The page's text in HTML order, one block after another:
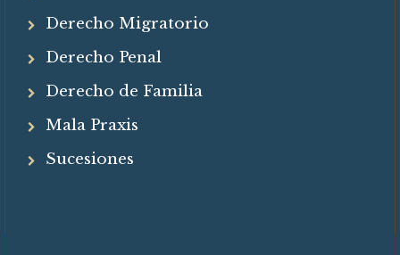
Derecho Migratorio
Derecho Penal
Derecho de Familia
Mala Praxis
Sucesiones